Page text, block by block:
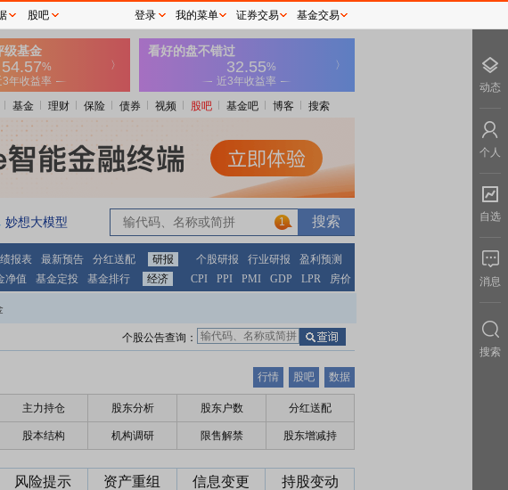
基金 理财 保险 债券 视频 股吧 基金吧 博客 搜索
妙想大模型 1
报表 最新预告 分红送配 研报 个股研报 行业研报
盈利预测
净值 基金定投 基金排行 经济 CPI PPI PMI GDP LPR 房价
个股公告查询：
行情 股吧 数据
主力持仓 股东分析 股东户数 分红送配
股本结构 机构调研 限售解禁 股东增减持
风险提示 资产重组 信息变更 持股变动
股吧 登录 我的菜单 证券交易 基金交易
动态
个人
自选
消息
搜索